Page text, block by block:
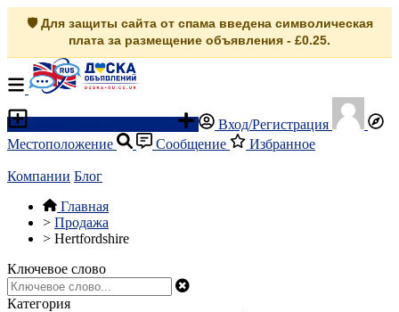
🛡️ Для защиты сайта от спама введена символическая
плата за размещение объявления - £0.25.
Вход/Регистрация
Местоположение
Сообщение Избранное
Компании Блог
Главная
> Продажа
> Hertfordshire
Ключевое слово
Категория